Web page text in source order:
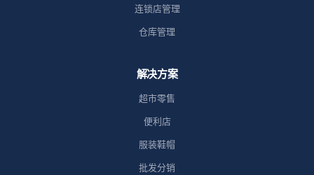
连锁店管理
仓库管理
解决方案
超市零售
便利店
服装鞋帽
批发分销